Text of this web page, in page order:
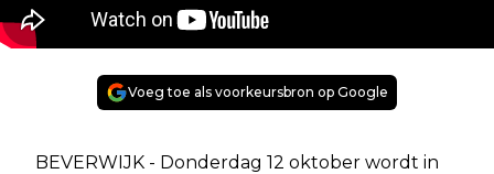
Voeg toe als voorkeursbron op Google
BEVERWIJK - Donderdag 12 oktober wordt in